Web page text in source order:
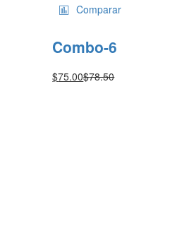
Comparar
Combo-6
$75.00$78.50